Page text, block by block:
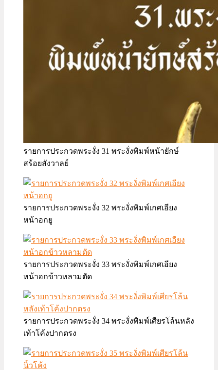
รายการประกวดพระงั่ง 31 พระงั่งพิมพ์หน้ายักษ์
สร้อยสังวาลย์
รายการประกวดพระงั่ง 32 พระงั่งพิมพ์เกศเอียง
หน้าอกยู
รายการประกวดพระงั่ง 33 พระงั่งพิมพ์เกศเอียง
หน้าอกข้าวหลามตัด
รายการประกวดพระงั่ง 34 พระงั่งพิมพ์เศียรโล้นหลัง
เท้าโค้งปากตรง